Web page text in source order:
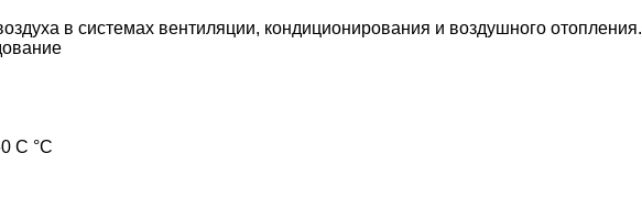
в системах вентиляции, кондиционирования и воздушного отопления.
С °С